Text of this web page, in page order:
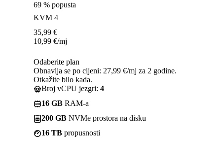
69 % popusta
KVM 4
35,99 €
10,99 €/mj
Odaberite plan
Obnavlja se po cijeni: 27,99 €/mj za 2 godine.
Otkažite bilo kada.
Broj vCPU jezgri: 4
16 GB RAM-a
200 GB NVMe prostora na disku
16 TB propusnosti